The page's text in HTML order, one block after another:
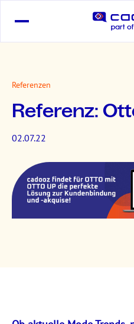
Referenzen
Referenz:
02.07.22